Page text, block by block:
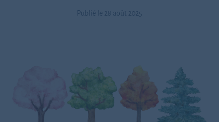
Publié le 28 août 2025